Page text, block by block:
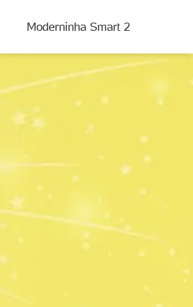
Moderninha Smart 2